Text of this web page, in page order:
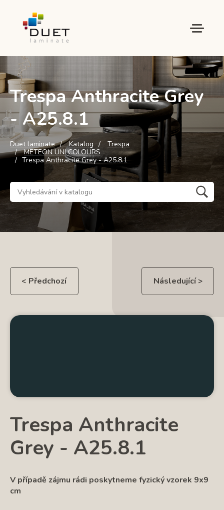
Trespa Anthracite Grey
- A25.8.1
Duet laminate Katalog
Trespa
METEON UNI COLOURS
Trespa Anthracite Grey - A25.8.1
< Předchozí Následující >
Trespa Anthracite
Grey - A25.8.1
V případě zájmu rádi poskytneme fyzický vzorek 9x9
cm